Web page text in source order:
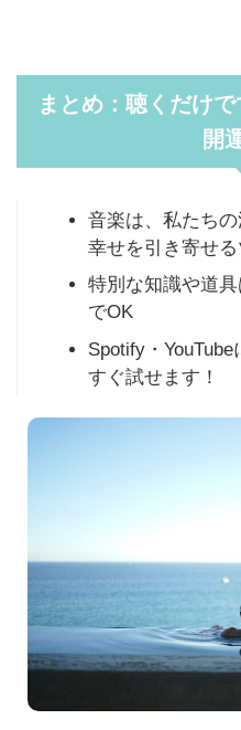
まとめ：聴くだけ
開
音楽は、私たちの
幸せを引き寄せ
特別な知識や道
でOK
Spotify・
すぐ試せます！